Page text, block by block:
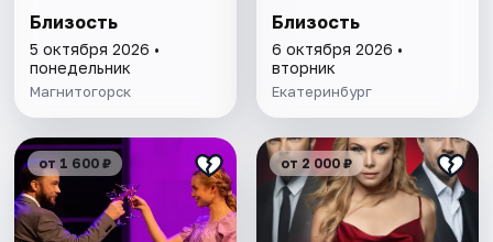
Близость
5 октября 2026 •
понедельник
Магнитогорск
Близость
6 октября 2026 •
вторник
Екатеринбург
от 1 600 ₽ от 2 000 ₽